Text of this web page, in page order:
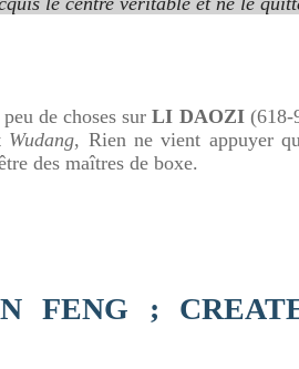
de choses surLI DAOZI (618-
Wudang, Rien ne vient appuyer
des maîtres de boxe.
FENG ;